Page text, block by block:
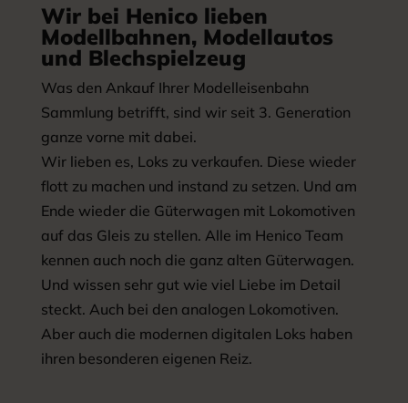
Wir bei Henico lieben
Modellbahnen, Modellautos
und Blechspielzeug
Was den Ankauf Ihrer Modelleisenbahn
Sammlung betrifft, sind wir seit 3. Generation
ganze vorne mit dabei.
Wir lieben es, Loks zu verkaufen. Diese wieder
flott zu machen und instand zu setzen. Und am
Ende wieder die Güterwagen mit Lokomotiven
auf das Gleis zu stellen. Alle im Henico Team
kennen auch noch die ganz alten Güterwagen.
Und wissen sehr gut wie viel Liebe im Detail
steckt. Auch bei den analogen Lokomotiven.
Aber auch die modernen digitalen Loks haben
ihren besonderen eigenen Reiz.